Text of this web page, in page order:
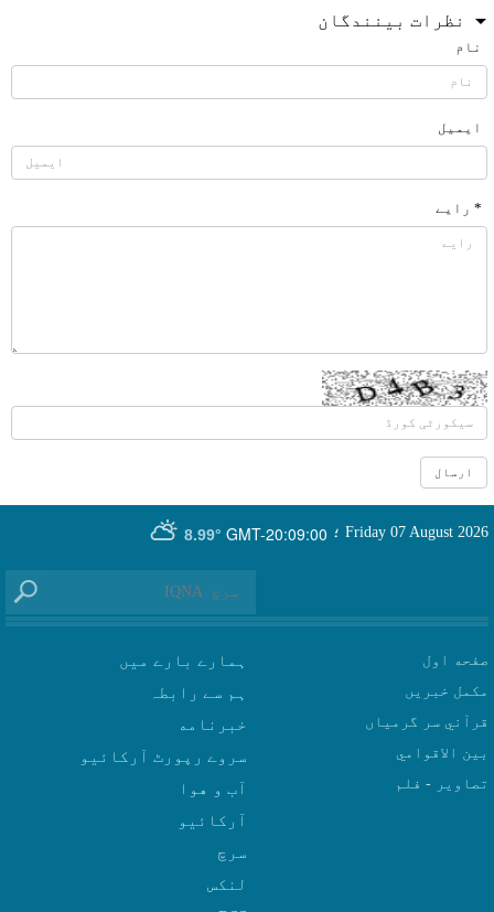
نظرات بینندگان
نام
ایمیل
* رایے
GMT-20:09:00
8.99° Friday 07 August 2026 ؛
صفحه اول
مکمل خبریں
قرآني سر گرمياں
بين الاقوامي
تصاوير - فلم
ہمارے بارے میں
ہم سے رابطہ
سروے رپورٹ آرکائیو
آب و هوا
سرچ
لنکس